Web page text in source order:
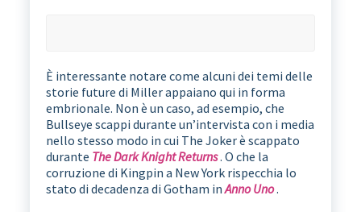
È interessante notare come alcuni dei temi delle
storie future di Miller appaiano qui in forma
embrionale. Non è un caso, ad esempio, che
Bullseye scappi durante un’intervista con i media
nello stesso modo in cui The Joker è scappato
durante The Dark Knight Returns. O che la
corruzione di Kingpin a New York rispecchia lo
stato di decadenza di Gotham inAnno Uno.